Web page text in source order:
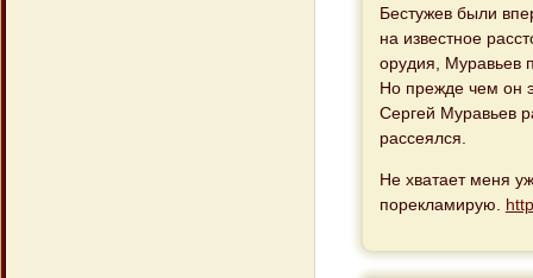
Бестужев были
на известное
орудия, Муравьев
Но прежде чем он
Сергей Муравьев
рассеялся.
Не хватает меня
порекламирую.